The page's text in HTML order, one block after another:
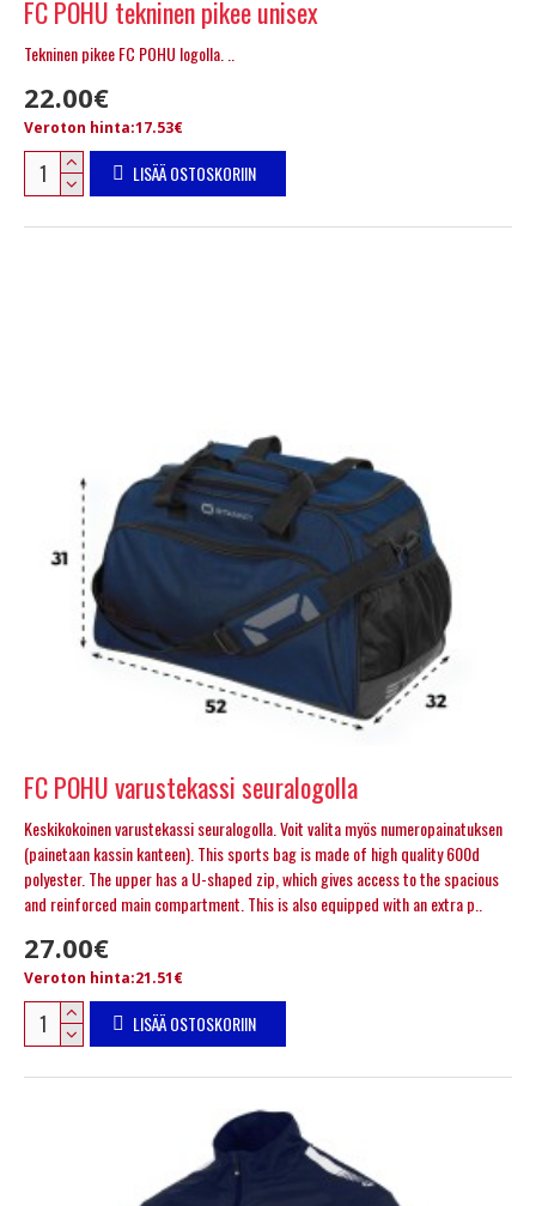
FC POHU tekninen pikee unisex
Tekninen pikee FC POHU logolla. ..
22.00€
Veroton hinta:17.53€
LISÄÄ OSTOSKORIIN
FC POHU varustekassi seuralogolla
Keskikokoinen varustekassi seuralogolla. Voit valita myös numeropainatuksen
(painetaan kassin kanteen). This sports bag is made of high quality 600d
polyester. The upper has a U-shaped zip, which gives access to the spacious
and reinforced main compartment. This is also equipped with an extra p..
27.00€
Veroton hinta:21.51€
LISÄÄ OSTOSKORIIN